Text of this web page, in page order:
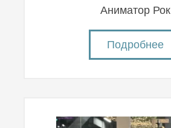
Аниматор Рок
Подробнее